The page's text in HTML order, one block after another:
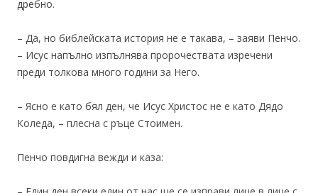
дребно.
– Да, но библейската история не е такава, – заяви Пенчо.
– Исус напълно изпълнява пророчествата изречени
преди толкова много години за Него.
– Ясно е като бял ден, че Исус Христос не е като Дядо
Коледа, – плесна с ръце Стоимен.
Пенчо повдигна вежди и каза: